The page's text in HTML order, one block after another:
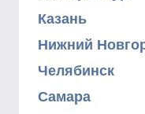
Казань
Нижний
Челябинск
Самара